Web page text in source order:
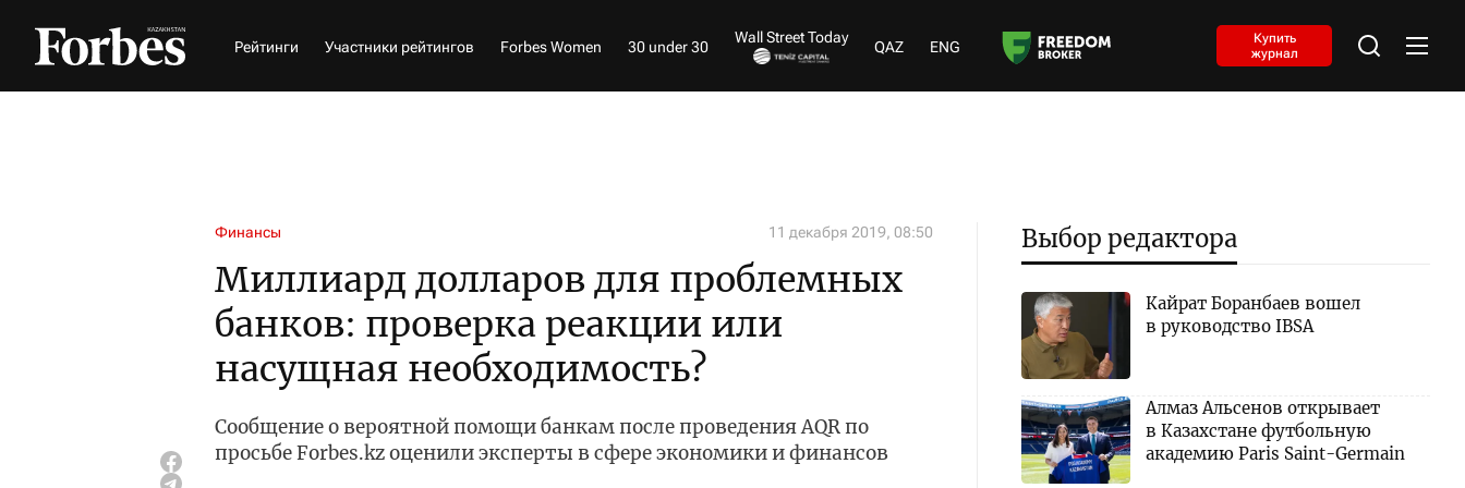
Рейтинги Участники рейтингов Forbes Women 30 under 30
Wall Street Today
QAZ ENG
Купить
журнал
Финансы 11 декабря 2019, 08:50
Миллиард долларов для проблемных
банков: проверка реакции или
насущная необходимость?
Сообщение о вероятной помощи банкам после проведения AQR по
просьбе Forbes.kz оценили эксперты в сфере экономики и финансов
Выбор редактора
Кайрат Боранбаев вошел
в руководство IBSA
Алмаз Альсенов открывает
в Казахстане футбольную
академию Paris Saint-Germain